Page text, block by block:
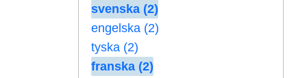
svenska (2)
engelska (2)
tyska (2)
franska (2)